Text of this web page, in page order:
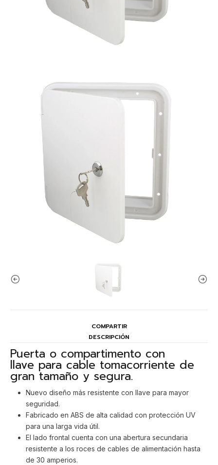
COMPARTIR
DESCRIPCIÓN
Puerta o compartimento con
llave para cable tomacorriente de
gran tamaño y segura.
Nuevo diseño más resistente con llave para mayor
seguridad.
Fabricado en ABS de alta calidad con protección UV
para una larga vida útil.
El lado frontal cuenta con una abertura secundaria
resistente a los roces de cables de alimentación hasta
de 30 amperios.